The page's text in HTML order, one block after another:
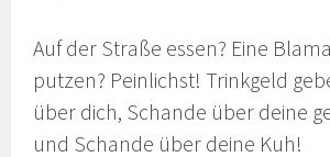
Auf der Straße essen? Eine
putzen? Peinlichst! Trinkgeld
über dich, Schande über deine
und Schande über deine Kuh!